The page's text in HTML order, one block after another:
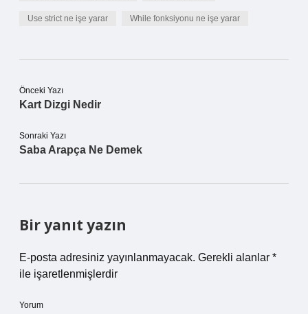
Use strict ne işe yarar While fonksiyonu ne işe yarar
Önceki Yazı
Kart Dizgi Nedir
Sonraki Yazı
Saba Arapça Ne Demek
Bir yanıt yazın
E-posta adresiniz yayınlanmayacak. Gerekli alanlar *
ile işaretlenmişlerdir
Yorum